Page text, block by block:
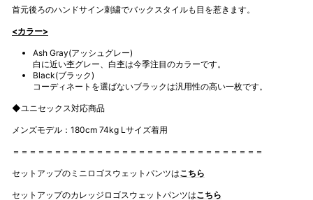
首元後ろのハンドサイン刺繍でバックスタイルも目を惹きます。
<カラー>
Ash Gray(アッシュグレー)
白に近い杢グレー、白杢は今季注目のカラーです。
Black(ブラック)
コーディネートを選ばないブラックは汎用性の高い一枚です。
◆ユニセックス対応商品
メンズモデル：180cm 74kg Lサイズ着用
＝＝＝＝＝＝＝＝＝＝＝＝＝＝＝＝＝＝＝＝＝＝＝＝＝＝＝＝＝＝
セットアップのミニロゴスウェットパンツはこちら
セットアップのカレッジロゴスウェットパンツはこちら